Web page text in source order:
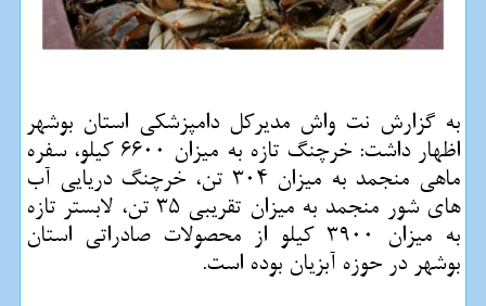
به گزارش نت واش مدیركل دامپزشكی استان بوشهر
اظهار داشت: خرچنگ تازه به میزان 6600 كیلو، سفره
ماهی منجمد به میزان 304 تن، خرچنگ دریایی آب
های شور منجمد به میزان تقریبی 35 تن، لابستر تازه
به میزان 3900 كیلو از محصولات صادراتی استان
بوشهر در حوزه آبزیان بوده است.